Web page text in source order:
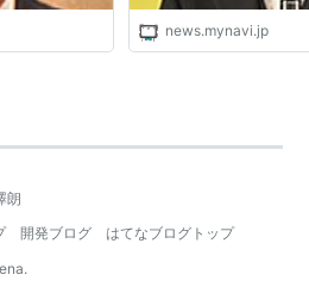
news.mynavi.jp
朗
開発ブログ
はてなブログトップ